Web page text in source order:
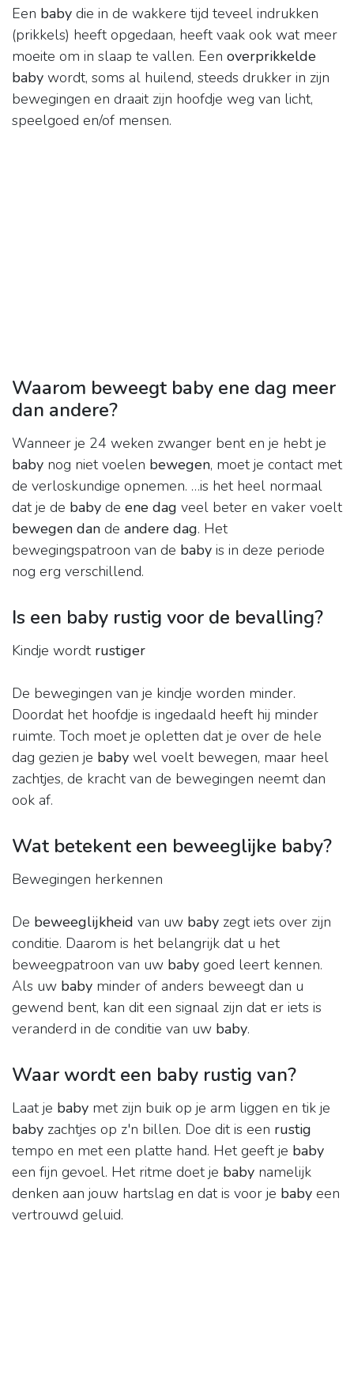
Een baby die in de wakkere tijd teveel indrukken
(prikkels) heeft opgedaan, heeft vaak ook wat meer
moeite om in slaap te vallen. Een overprikkelde
baby wordt, soms al huilend, steeds drukker in zijn
bewegingen en draait zijn hoofdje weg van licht,
speelgoed en/of mensen.
Waarom beweegt baby ene dag meer
dan andere?
Wanneer je 24 weken zwanger bent en je hebt je
baby nog niet voelen bewegen, moet je contact met
de verloskundige opnemen. …is het heel normaal
dat je de baby de ene dag veel beter en vaker voelt
bewegen dan de andere dag. Het
bewegingspatroon van de baby is in deze periode
nog erg verschillend.
Is een baby rustig voor de bevalling?
Kindje wordt rustiger
De bewegingen van je kindje worden minder.
Doordat het hoofdje is ingedaald heeft hij minder
ruimte. Toch moet je opletten dat je over de hele
dag gezien je baby wel voelt bewegen, maar heel
zachtjes, de kracht van de bewegingen neemt dan
ook af.
Wat betekent een beweeglijke baby?
Bewegingen herkennen
De beweeglijkheid van uw baby zegt iets over zijn
conditie. Daarom is het belangrijk dat u het
beweegpatroon van uw baby goed leert kennen.
Als uw baby minder of anders beweegt dan u
gewend bent, kan dit een signaal zijn dat er iets is
veranderd in de conditie van uw baby.
Waar wordt een baby rustig van?
Laat je baby met zijn buik op je arm liggen en tik je
baby zachtjes op z'n billen. Doe dit is een rustig
tempo en met een platte hand. Het geeft je baby
een fijn gevoel. Het ritme doet je baby namelijk
denken aan jouw hartslag en dat is voor je baby een
vertrouwd geluid.